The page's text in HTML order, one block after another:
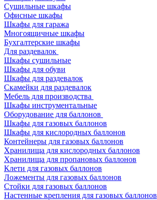
Сушильные шкафы
Офисные шкафы
Шкафы для гаража
Многоящичные шкафы
Бухгалтерские шкафы
Для раздевалок
Шкафы сушильные
Шкафы для обуви
Шкафы для раздевалок
Скамейки для раздевалок
Мебель для производства
Шкафы инструментальные
Оборудование для баллонов
Шкафы для газовых баллонов
Шкафы для кислородных баллонов
Контейнеры для газовых баллонов
Хранилища для кислородных баллонов
Хранилища для пропановых баллонов
Клети для газовых баллонов
Ложементы для газовых баллонов
Стойки для газовых баллонов
Настенные крепления для газовых баллонов